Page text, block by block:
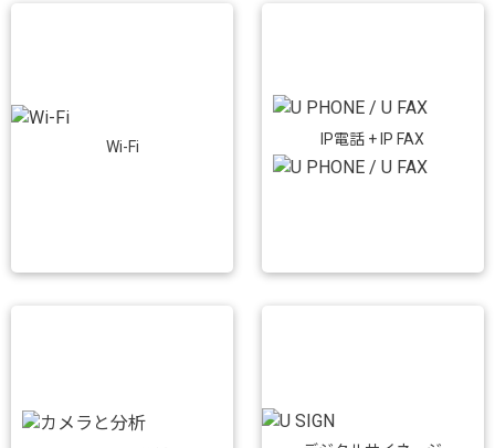
Wi-Fi IP電話 + IP FAX